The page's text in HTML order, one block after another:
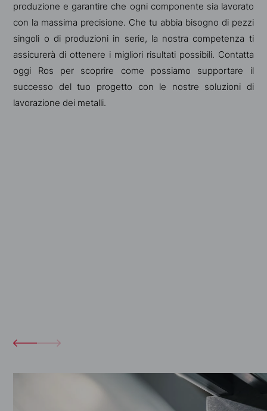
produzione e garantire che ogni componente sia lavorato
con la massima precisione. Che tu abbia bisogno di pezzi
singoli o di produzioni in serie, la nostra competenza ti
assicurerà di ottenere i migliori risultati possibili. Contatta
oggi Ros per scoprire come possiamo supportare il
successo del tuo progetto con le nostre soluzioni di
lavorazione dei metalli.